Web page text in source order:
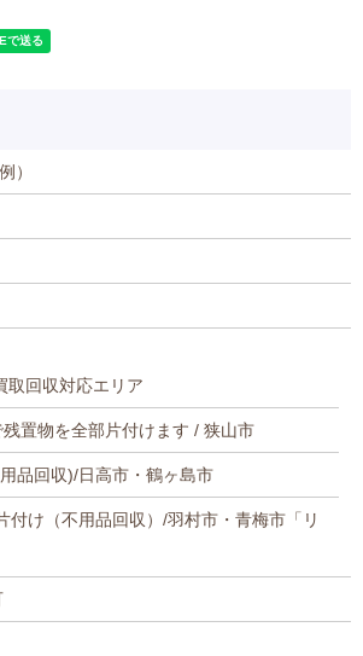
）
取回収対応エリア
置物を全部片付けます / 狭山市
品回収)/日高市・鶴ヶ島市
付け（不用品回収）/羽村市・青梅市「リ